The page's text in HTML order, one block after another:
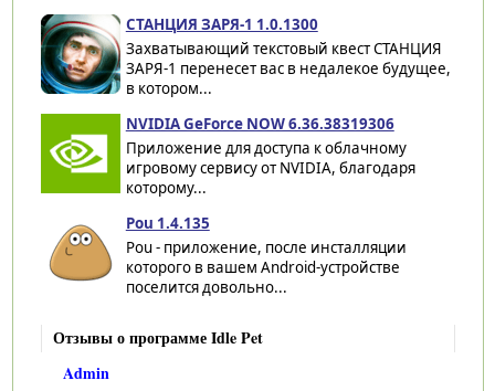
СТАНЦИЯ ЗАРЯ-1 1.0.1300
Захватывающий текстовый квест СТАНЦИЯ
ЗАРЯ-1 перенесет вас в недалекое будущее,
в котором...
NVIDIA GeForce NOW 6.36.38319306
Приложение для доступа к облачному
игровому сервису от NVIDIA, благодаря
которому...
Pou 1.4.135
Pou - приложение, после инсталляции
которого в вашем Android-устройстве
поселится довольно...
Отзывы о программе Idle Pet
Admin